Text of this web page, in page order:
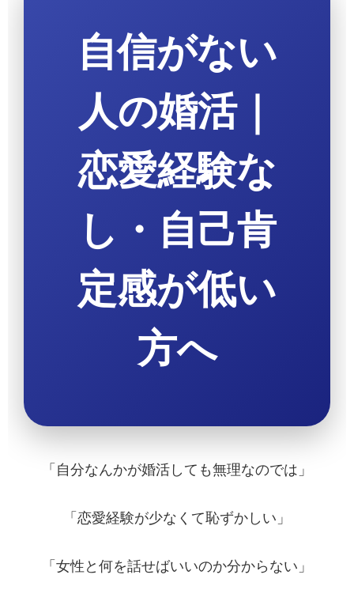
自信がない
人の婚活｜
恋愛経験な
し・自己肯
定感が低い
方へ
「自分なんかが婚活しても無理なのでは」
「恋愛経験が少なくて恥ずかしい」
「女性と何を話せばいいのか分からない」